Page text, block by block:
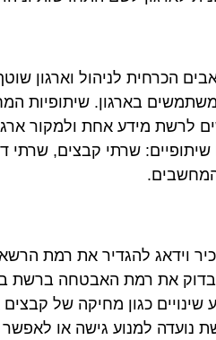
הכרחית לניהול וארגון
בארגון. שיתופיות
לרשת מידע אחת ולמקור
וידאג להגדיר את רמת
את רמת האבטחה ברשת
שינויים כגון מחיקה של
נועדה למנוע גישה או